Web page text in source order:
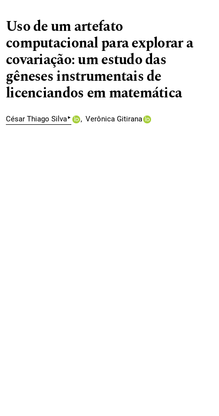
Uso de um artefato
computacional para explorar a
covariação: um estudo das
gêneses instrumentais de
licenciandos em matemática
César Thiago Silva▸ Verônica Gitirana